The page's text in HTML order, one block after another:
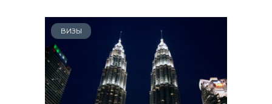
ВИЗЫ